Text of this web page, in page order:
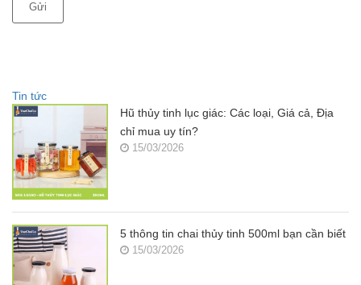
Gửi
Tin tức
Hũ thủy tinh lục giác: Các loại, Giá cả, Địa
chỉ mua uy tín?
15/03/2026
5 thông tin chai thủy tinh 500ml bạn cần biết
15/03/2026